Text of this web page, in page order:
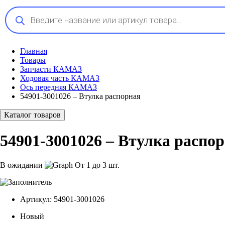
Поиск
товаров
Главная
Товары
Запчасти КАМАЗ
Ходовая часть КАМАЗ
Ось передняя КАМАЗ
54901-3001026 – Втулка распорная
Каталог товаров
54901-3001026 – Втулка
В ожидании От 1 до 3 шт.
Артикул: 54901-3001026
Новый